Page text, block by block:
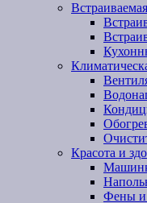
Красота и
Фены и